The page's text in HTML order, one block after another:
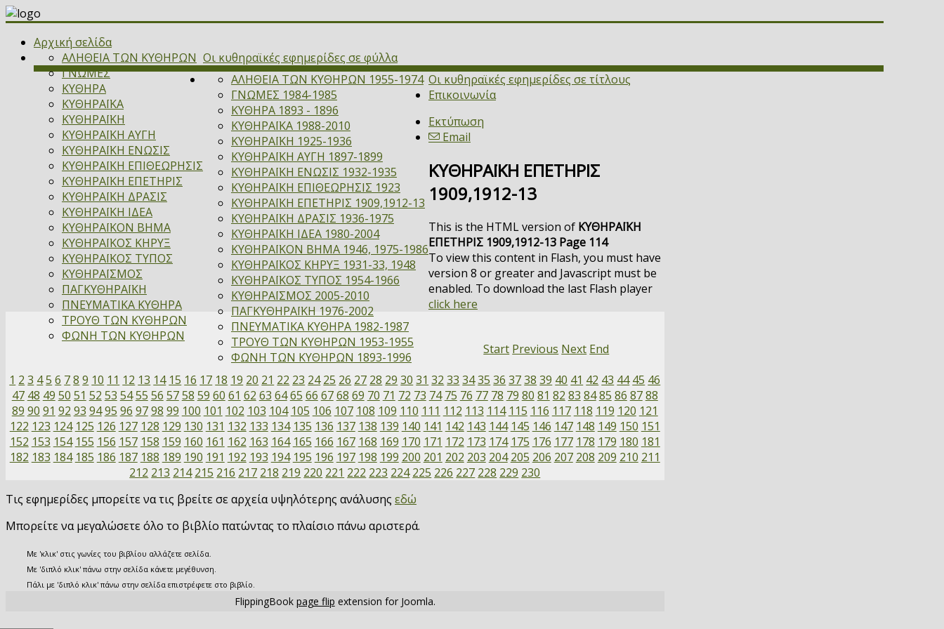
Αρχική σελίδα
Οι κυθηραϊκές εφημερίδες σε φύλλα
ΑΛΗΘΕΙΑ ΤΩΝ ΚΥΘΗΡΩΝ
ΓΝΩΜΕΣ
ΚΥΘΗΡΑ
ΚΥΘΗΡΑΪΚΑ
ΚΥΘΗΡΑΪΚΗ
ΚΥΘΗΡΑΪΚΗ ΑΥΓΗ
ΚΥΘΗΡΑΪΚΗ ΕΝΩΣΙΣ
ΚΥΘΗΡΑΪΚΗ ΕΠΙΘΕΩΡΗΣΙΣ
ΚΥΘΗΡΑΪΚΗ ΕΠΕΤΗΡΙΣ
ΚΥΘΗΡΑΪΚΗ ΔΡΑΣΙΣ
ΚΥΘΗΡΑΪΚΗ ΙΔΕΑ
ΚΥΘΗΡΑΪΚΟΝ ΒΗΜΑ
ΚΥΘΗΡΑΪΚΟΣ ΚΗΡΥΞ
ΚΥΘΗΡΑΪΚΟΣ ΤΥΠΟΣ
ΚΥΘΗΡΑΪΣΜΟΣ
ΠΑΓΚΥΘΗΡΑΪΚΗ
ΠΝΕΥΜΑΤΙΚΑ ΚΥΘΗΡΑ
ΤΡΟΥΘ ΤΩΝ ΚΥΘΗΡΩΝ
ΦΩΝΗ ΤΩΝ ΚΥΘΗΡΩΝ
Οι κυθηραϊκές εφημερίδες σε τίτλους
ΑΛΗΘΕΙΑ ΤΩΝ ΚΥΘΗΡΩΝ 1955-1974
ΓΝΩΜΕΣ 1984-1985
ΚΥΘΗΡΑ 1893 - 1896
ΚΥΘΗΡΑΪΚΑ 1988-2010
ΚΥΘΗΡΑΪΚΗ 1925-1936
ΚΥΘΗΡΑΪΚΗ ΑΥΓΗ 1897-1899
ΚΥΘΗΡΑΪΚΗ ΕΝΩΣΙΣ 1932-1935
ΚΥΘΗΡΑΪΚΗ ΕΠΙΘΕΩΡΗΣΙΣ 1923
ΚΥΘΗΡΑΪΚΗ ΕΠΕΤΗΡΙΣ 1909,1912-13
ΚΥΘΗΡΑΪΚΗ ΔΡΑΣΙΣ 1936-1975
ΚΥΘΗΡΑΪΚΗ ΙΔΕΑ 1980-2004
ΚΥΘΗΡΑΪΚΟΝ ΒΗΜΑ 1946, 1975-1986
ΚΥΘΗΡΑΪΚΟΣ ΚΗΡΥΞ 1931-33, 1948
ΚΥΘΗΡΑΪΚΟΣ ΤΥΠΟΣ 1954-1966
ΚΥΘΗΡΑΪΣΜΟΣ 2005-2010
ΠΑΓΚΥΘΗΡΑΪΚΗ 1976-2002
ΠΝΕΥΜΑΤΙΚΑ ΚΥΘΗΡΑ 1982-1987
ΤΡΟΥΘ ΤΩΝ ΚΥΘΗΡΩΝ 1953-1955
ΦΩΝΗ ΤΩΝ ΚΥΘΗΡΩΝ 1893-1996
Επικοινωνία
Εκτύπωση
Email
ΚΥΘΗΡΑΪΚΗ ΕΠΕΤΗΡΙΣ
1909,1912-13
This is the HTML version of ΚΥΘΗΡΑΪΚΗ
ΕΠΕΤΗΡΙΣ 1909,1912-13 Page 114
To view this content in Flash, you must have
version 8 or greater and Javascript must be
enabled. To download the last Flash player
click here
Start Previous Next End
1 2 3 45 6 78 9 10 11 12 13 14 15 16 17 18 19 20 21 22 23 24 25 26 27 28 29 30 31 32 33 3435 36 3738 39 40 41 42 43 44 45 46
47 48 49 50 51 52 53 5455 56 5758 59 60 61 62 63 6465 66 6768 69 70 71 72 73 74 75 76 77 78 79 80 81 82 83 8485 86 8788
89 90 91 92 93 9495 96 9798 99 100 101 102 103 104 105 106 107 108 109 110 111 112 113 114 115 116 117 118 119 120 121
122 123 124 125 126 127 128 129 130 131 132 133 134 135 136 137 138 139 140 141 142 143 144 145 146 147 148 149 150 151
152 153 154 155 156 157 158 159 160 161 162 163 164 165 166 167 168 169 170 171 172 173 174 175 176 177 178 179 180 181
182 183 184 185 186 187 188 189 190 191 192 193 194 195 196 197 198 199 200 201 202 203 204 205 206 207 208 209 210 211
212 213 214 215 216 217 218 219 220 221 222 223 224 225 226 227 228 229 230
Τις εφημερίδες μπορείτε να τις βρείτε σε αρχεία υψηλότερης ανάλυσης εδώ
Μπορείτε να μεγαλώσετε όλο το βιβλίο πατώντας το πλαίσιο πάνω αριστερά.
Με 'κλικ' στις γωνίες του βιβλίου αλλάζετε σελίδα.
Με 'διπλό κλικ' πάνω στην σελίδα κάνετε μεγέθυνση.
Πάλι με 'διπλό κλικ' πάνω στην σελίδα επιστρέφετε στο βιβλίο.
FlippingBook page flip extension for Joomla.